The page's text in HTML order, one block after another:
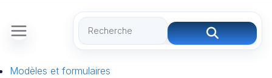
Modèles et formulaires